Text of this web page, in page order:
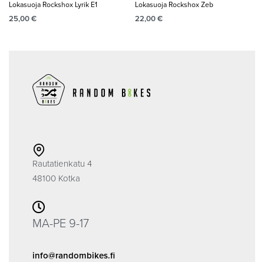
Lokasuoja Rockshox Lyrik E1
25,00€
Lokasuoja Rockshox Zeb
22,00€
Rautatienkatu 4
48100 Kotka
MA-PE 9-17
info@randombikes.fi